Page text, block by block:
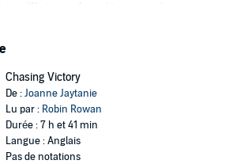
Winters is forced to pursue her
her status to world renowned
She is kidnapped and blackmailed with
her to work for rival corporation Biotec,
is sent undercover to track Biotec's
Chasing Victory
De :Joanne Jaytanie
Lu par : Robin Rowan
Durée : 7 h et 41 min
Langue : Anglais
Pas de notations